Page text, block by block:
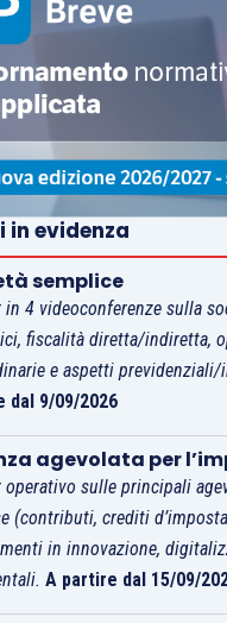
in evidenza
semplice
in 4 videoconferenze sulla
fiscalità diretta/indiretta,
e aspetti
dal 9/09/2026
agevolata per
operativo sulle principali
(contributi, crediti
in innovazione,
A partire dal 15/09/